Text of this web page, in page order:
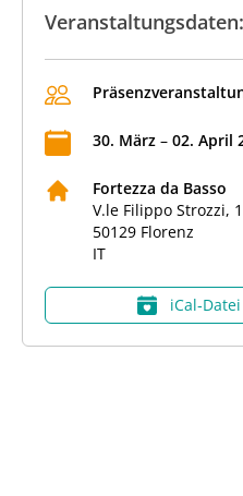
Veranstaltungsdaten:
30. März – 02. April
Fortezza da Basso
V.le Filippo Strozzi, 1
50129 Florenz
IT